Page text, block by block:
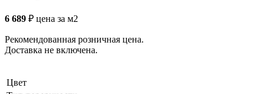
6 689 ₽ цена за м2
Рекомендованная розничная цена.
Доставка не включена.
Цвет